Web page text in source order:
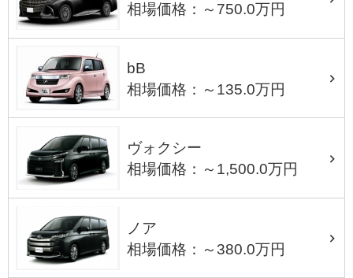
相場価格：～750.0万円
bB
相場価格：～135.0万円
ヴォクシー
相場価格：～1,500.0万円
ノア
相場価格：～380.0万円